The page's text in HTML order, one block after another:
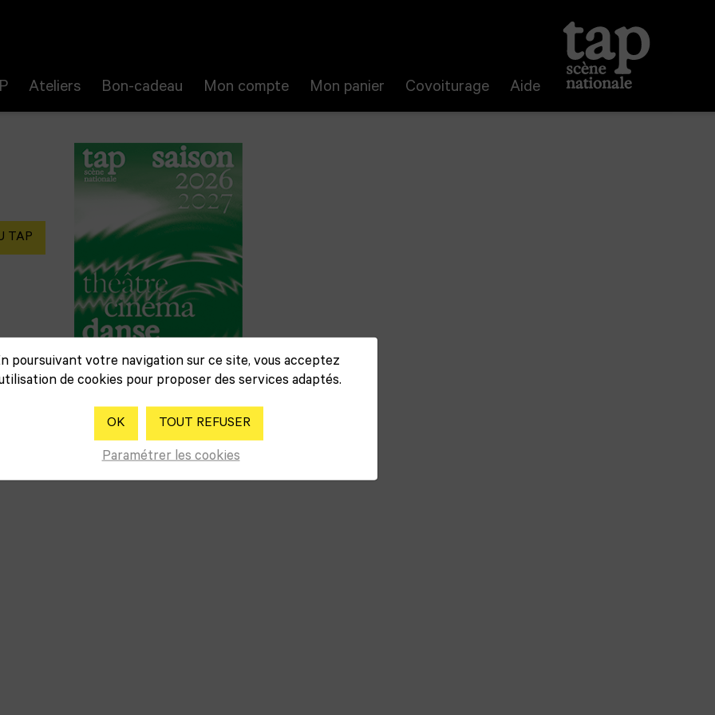
Ateliers Bon-cadeau Mon compte Mon panier Covoiturage Aide
TAP
poursuivant votre navigation sur ce site, vous acceptez
de cookies pour proposer des services adaptés.
OK TOUT REFUSER
Paramétrer les cookies